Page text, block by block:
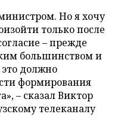
Но я хочу
только после
– прежде
большинством и
должно
формирования
– сказал Виктор
телеканалу